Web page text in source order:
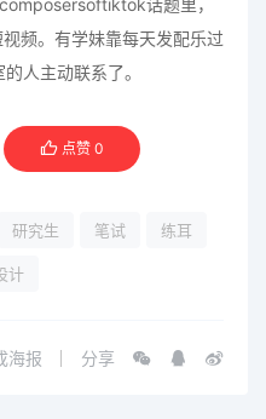
话题里，
频。有学妹靠每天发配乐过
人主动联系了。
点赞 0
研究生 笔试 练耳
计
海报 分享